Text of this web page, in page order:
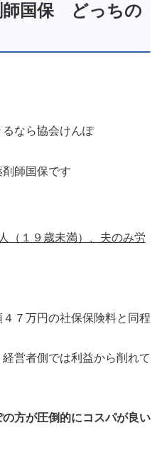
師国保 どっちの
なら協会けんぽ
師国保です
（１９歳未満）、夫のみ労
７万円の社保保険料と同程
営者側では利益から削れて
方が圧倒的にコスパが良い